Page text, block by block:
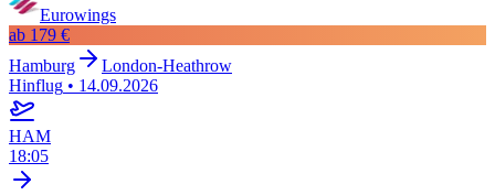
Eurowings
ab 179 €
Hamburg
London-Heathrow
Hinflug • 14.09.2026
HAM
18:05